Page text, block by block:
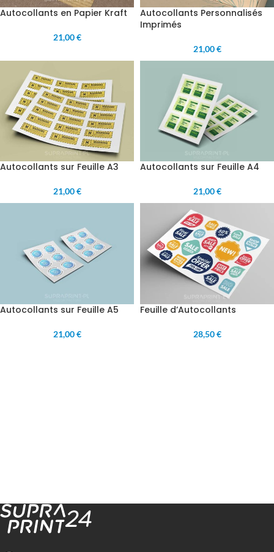
Autocollants en Papier Kraft
21,00 €
Autocollants Personnalisés
Imprimés
21,00 €
Autocollants sur Feuille A3
21,00 €
Autocollants sur Feuille A4
21,00 €
Autocollants sur Feuille A5
21,00 €
Feuille d’Autocollants
28,50 €